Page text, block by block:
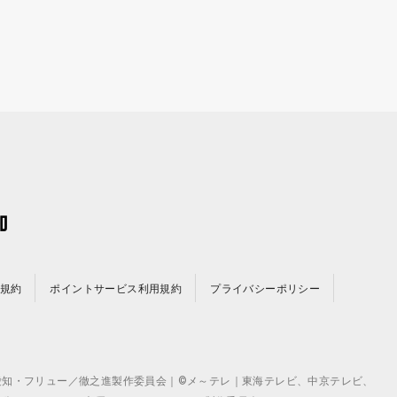
約 ポイントサービス利用規約 プライバシーポリシー
フリュー／徹之進製作委員会｜©メ～テレ｜東海テレビ、中京テレビ、